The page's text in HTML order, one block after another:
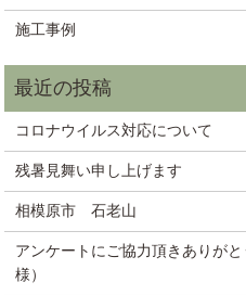
施工事例
コロナウイルス対応について
残暑見舞い申し上げます
相模原市 石老山
アンケートにご協力頂きありが
様）